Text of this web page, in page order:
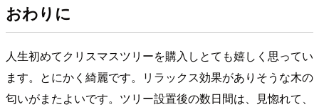
おわりに
人生初めてクリスマスツリーを購入しとても嬉しく思ってい
ます。とにかく綺麗です。リラックス効果がありそうな木の
匂いがまたよいです。ツリー設置後の数日間は、見惚れて、